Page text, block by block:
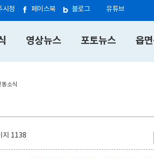
시청 페이스북 블로그 유튜브
영상뉴스 포토뉴스 읍
동소식
지 1138